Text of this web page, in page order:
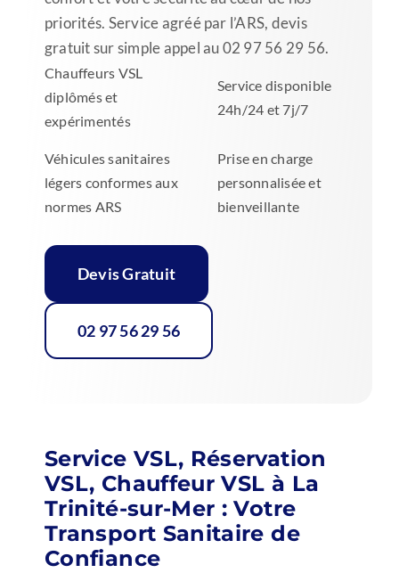
priorités. Service agréé par l’ARS, devis
gratuit sur simple appel au 02 97 56 29 56.
Chauffeurs VSL
diplômés et
expérimentés
Service disponible
24h/24 et 7j/7
Véhicules sanitaires
légers conformes aux
normes ARS
Prise en charge
personnalisée et
bienveillante
Devis Gratuit
02 97 56 29 56
Service VSL, Réservation
VSL, Chauffeur VSL à La
Trinité-sur-Mer : Votre
Transport Sanitaire de
Confiance